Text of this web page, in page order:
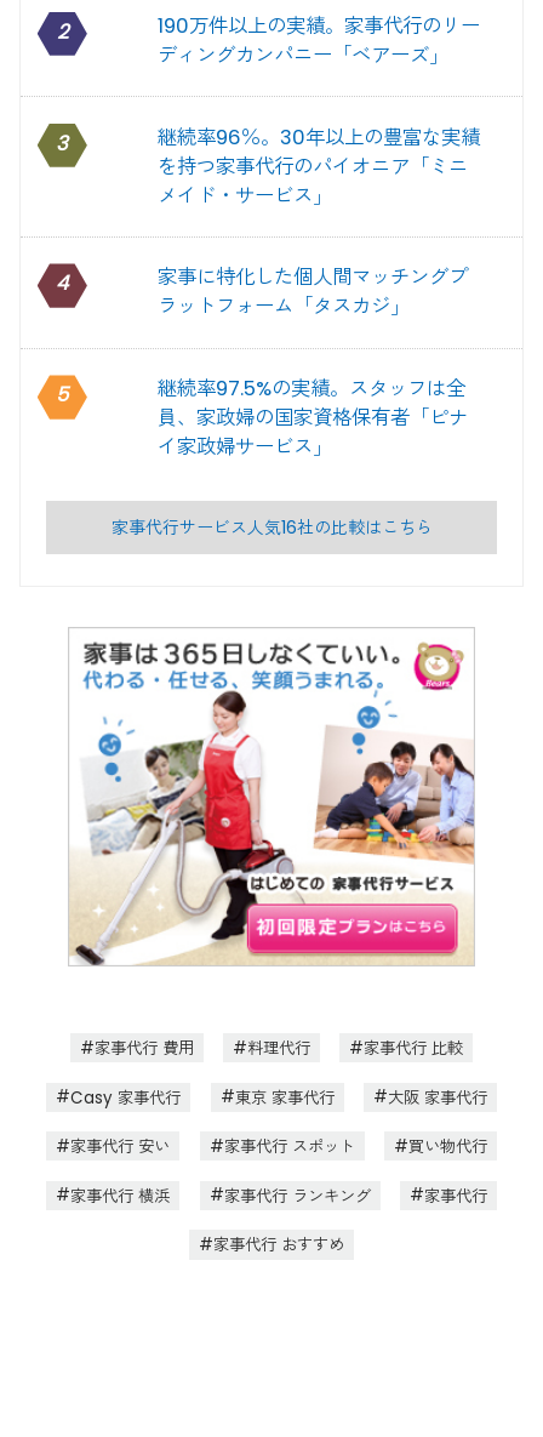
2
190万件以上の実績。家事代行のリー
ディングカンパニー「ベアーズ」
3
継続率96％。30年以上の豊富な実績
を持つ家事代行のパイオニア「ミニ
メイド・サービス」
4
家事に特化した個人間マッチングプ
ラットフォーム「タスカジ」
5
継続率97.5%の実績。スタッフは全
員、家政婦の国家資格保有者「ピナ
イ家政婦サービス」
家事代行サービス人気16社の比較はこちら
家事代行 費用 料理代行 家事代行 比較
Casy 家事代行 東京 家事代行 大阪 家事代行
家事代行 安い 家事代行 スポット 買い物代行
家事代行 横浜 家事代行 ランキング 家事代行
家事代行 おすすめ